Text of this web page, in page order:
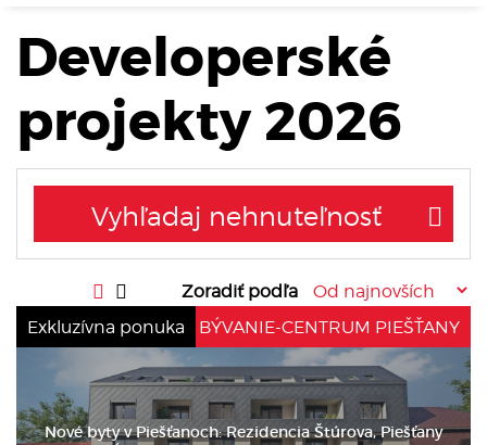
Developerské
projekty 2026
Vyhľadaj nehnuteľnosť
Zoradiť podľa
Exkluzívna ponuka
Nové byty v Piešťanoch: Rezidencia Štúrova, Piešťany
NOVÉ BÝVANIE-CENTRUM PIEŠŤANY